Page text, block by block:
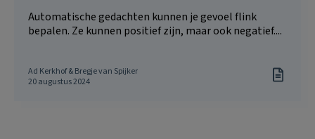
Automatische gedachten kunnen je gevoel flink
bepalen. Ze kunnen positief zijn, maar ook negatief....
Ad Kerkhof & Bregje van Spijker
20 augustus 2024